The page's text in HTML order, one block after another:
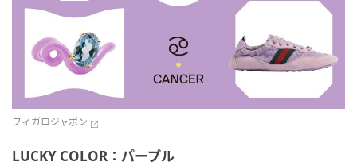
フィガロジャポン
LUCKY COLOR：パープル